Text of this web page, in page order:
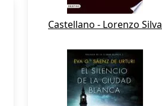
Castellano - Lorenzo Silva